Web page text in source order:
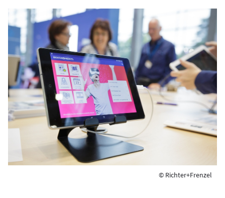
© Richter+Frenzel